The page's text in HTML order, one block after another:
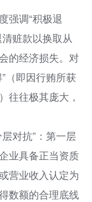
强调“积极退
赃款以换取从
的经济损失。对
（即因行贿所获
往往极其庞大，
对抗”：第一层
业具备正当资质
营业收入认定为
数额的合理底线